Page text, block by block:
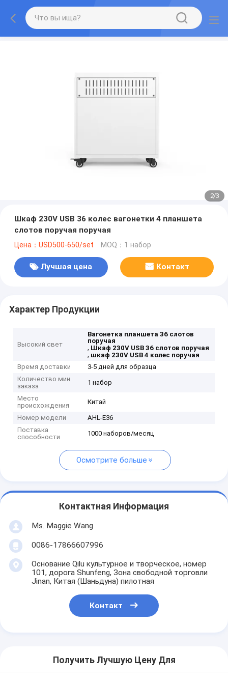
2/3
Шкаф 230V USB 36 колес вагонетки 4 планшета
слотов поручая поручая
Цена：USD500-650/set MOQ：1 набор
Лучшая цена Контакт
Характер Продукции
Высокий свет
Вагонетка планшета 36 слотов
поручая
, Шкаф 230V USB 36 слотов поручая
, шкаф 230V USB 4 колес поручая
Время доставки
3-5 дней для образца
Количество мин
заказа
1 набор
Место
происхождения
Китай
Номер модели
AHL-E36
Поставка
способности
1000 наборов/месяц
Осмотрите больше
Контактная Информация
Ms. Maggie Wang
0086-17866607996
Основание Qilu культурное и творческое, номер
101, дорога Shunfeng, Зона свободной торговли
Jinan, Китая (Шаньдуна) пилотная
Контакт
Получить Лучшую Цену Для